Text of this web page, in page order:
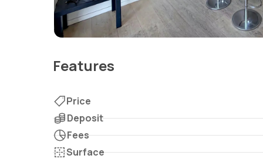
Features
Price
Deposit
Fees
Surface